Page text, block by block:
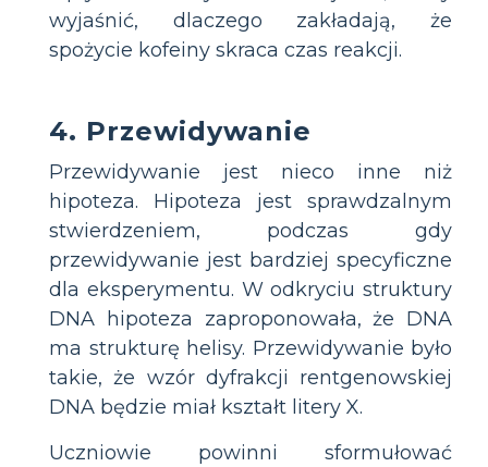
wyjaśnić, dlaczego zakładają, że
spożycie kofeiny skraca czas reakcji.
4. Przewidywanie
Przewidywanie jest nieco inne niż
hipoteza. Hipoteza jest sprawdzalnym
stwierdzeniem, podczas gdy
przewidywanie jest bardziej specyficzne
dla eksperymentu. W odkryciu struktury
DNA hipoteza zaproponowała, że DNA
ma strukturę helisy. Przewidywanie było
takie, że wzór dyfrakcji rentgenowskiej
DNA będzie miał kształt litery X.
Uczniowie powinni sformułować